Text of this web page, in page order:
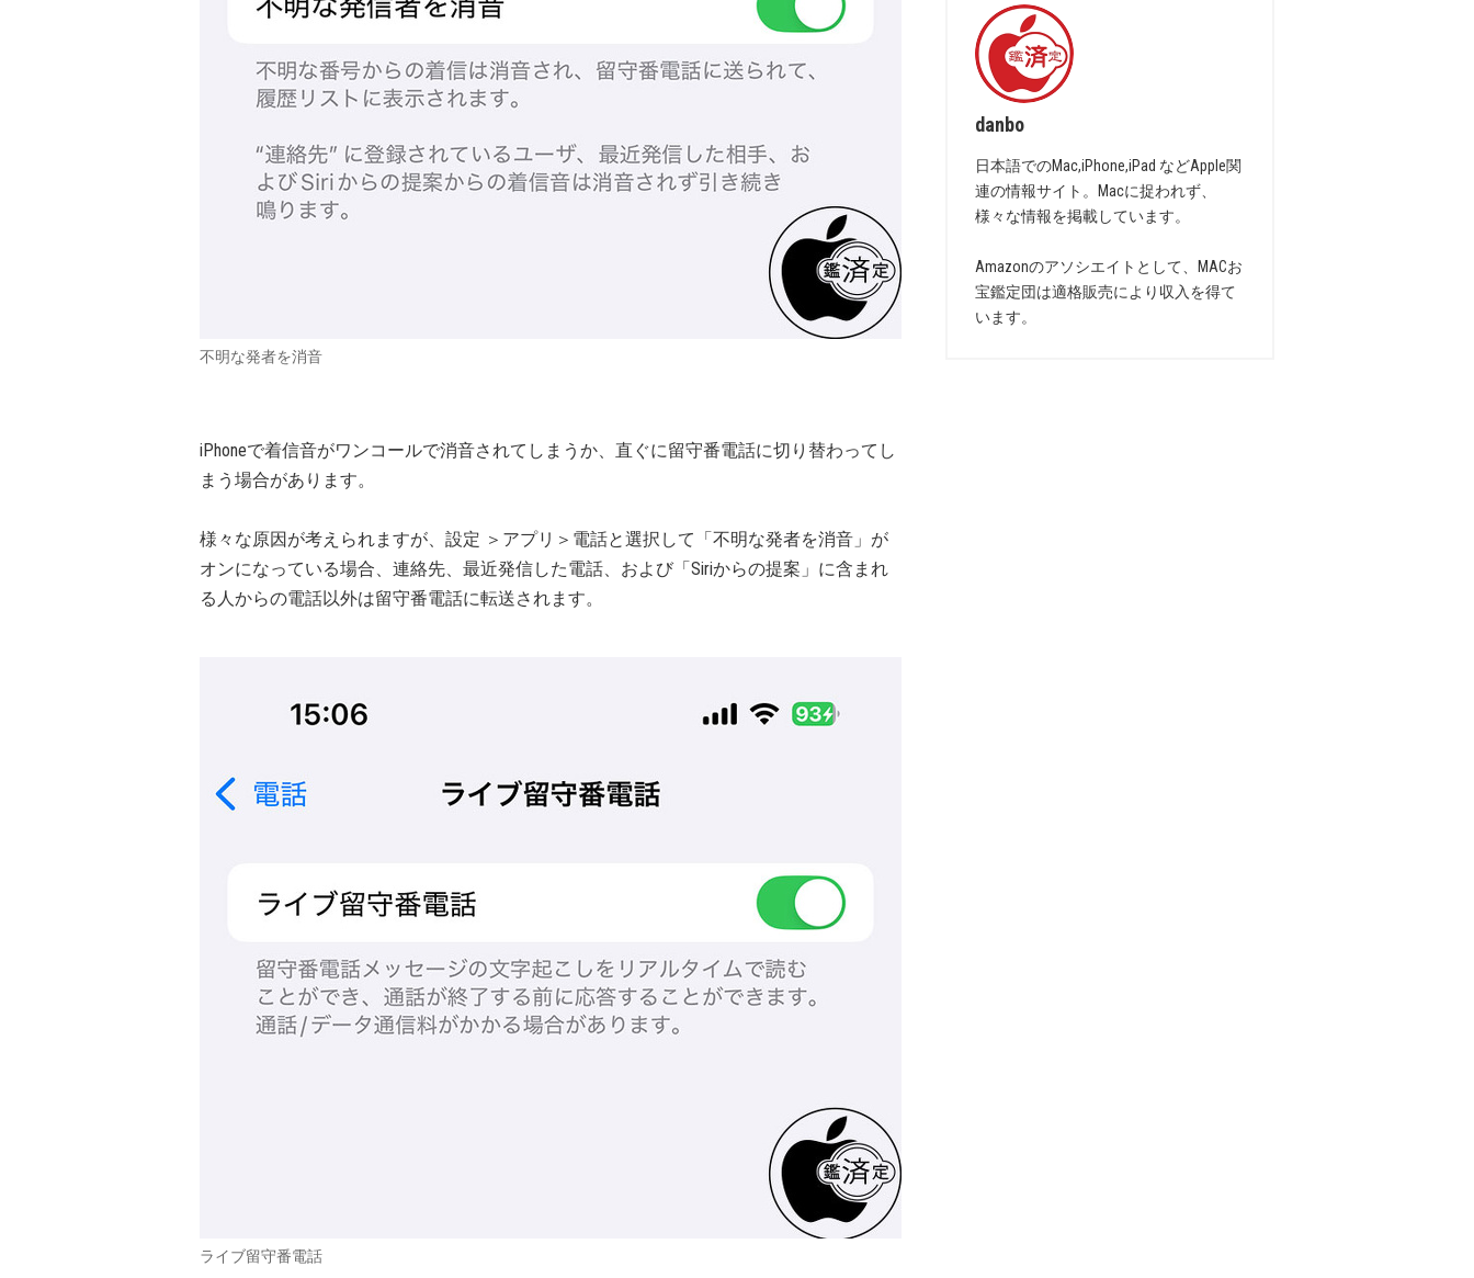
不明な発者を消音
iPhoneで着信音がワンコールで消音されてしまうか、直ぐに留守番電話に切り替わってし
まう場合があります。
様々な原因が考えられますが、設定 ＞アプリ＞電話と選択して「不明な発者を消音」が
オンになっている場合、連絡先、最近発信した電話、および「Siriからの提案」に含まれ
る人からの電話以外は留守番電話に転送されます。
ライブ留守番電話
danbo
日本語でのMac,iPhone,iPad などApple関
連の情報サイト。Macに捉われず、
様々な情報を掲載しています。
Amazonのアソシエイトとして、MACお
宝鑑定団は適格販売により収入を得て
います。